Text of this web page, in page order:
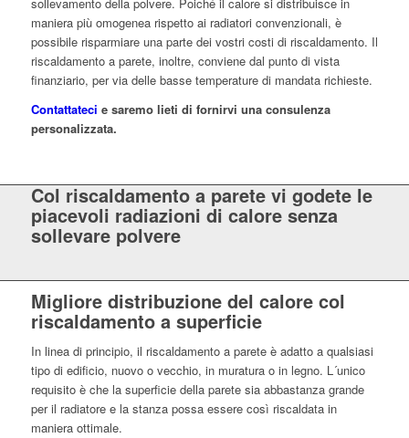
maniera più omogenea rispetto ai radiatori convenzionali, è
possibile risparmiare una parte dei vostri costi di riscaldamento. Il
riscaldamento a parete, inoltre, conviene dal punto di vista
finanziario, per via delle basse temperature di mandata richieste.
Contattateci e saremo lieti di fornirvi una consulenza
personalizzata.
Col riscaldamento a parete vi godete le
piacevoli radiazioni di calore senza
sollevare polvere
Migliore distribuzione del calore col
riscaldamento a superficie
In linea di principio, il riscaldamento a parete è adatto a qualsiasi
tipo di edificio, nuovo o vecchio, in muratura o in legno. L´unico
requisito è che la superficie della parete sia abbastanza grande
per il radiatore e la stanza possa essere così riscaldata in
maniera ottimale.